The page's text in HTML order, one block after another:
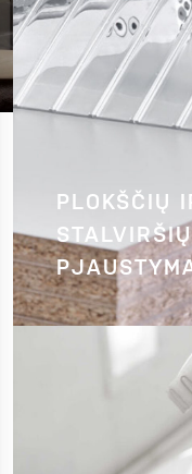
PLOKŠČIŲ
STALVIRŠIŲ